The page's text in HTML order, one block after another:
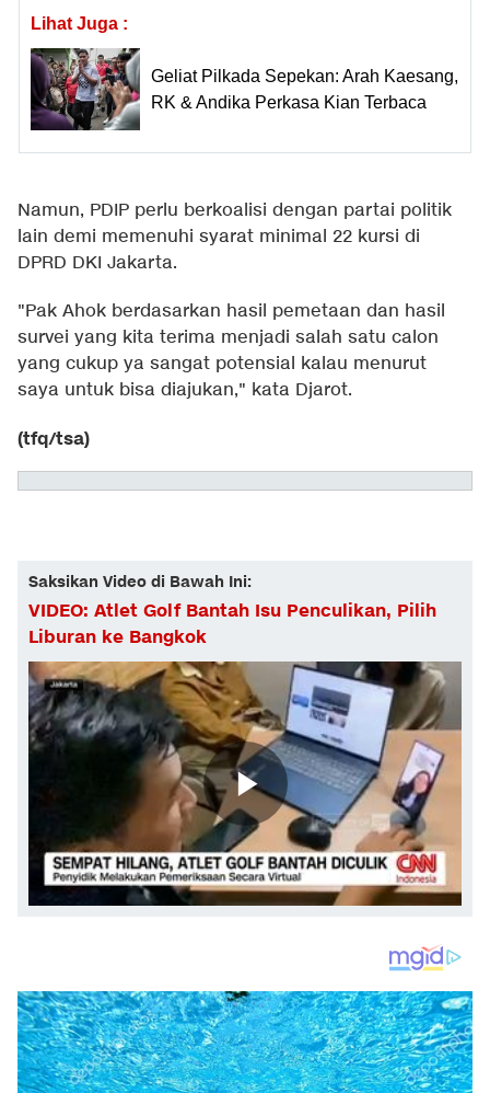
Lihat Juga :
Geliat Pilkada Sepekan: Arah Kaesang,
RK & Andika Perkasa Kian Terbaca
Namun, PDIP perlu berkoalisi dengan partai politik
lain demi memenuhi syarat minimal 22 kursi di
DPRD DKI Jakarta.
"Pak Ahok berdasarkan hasil pemetaan dan hasil
survei yang kita terima menjadi salah satu calon
yang cukup ya sangat potensial kalau menurut
saya untuk bisa diajukan," kata Djarot.
(tfq/tsa)
Saksikan Video di Bawah Ini:
VIDEO: Atlet Golf Bantah Isu Penculikan, Pilih
Liburan ke Bangkok